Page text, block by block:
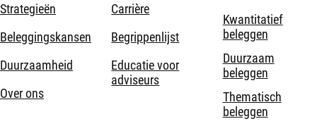
Strategieën
Beleggingskansen
Duurzaamheid
Over ons
Carrière
Begrippenlijst
Educatie voor
adviseurs
Kwantitatief
beleggen
Duurzaam
beleggen
Thematisch
beleggen